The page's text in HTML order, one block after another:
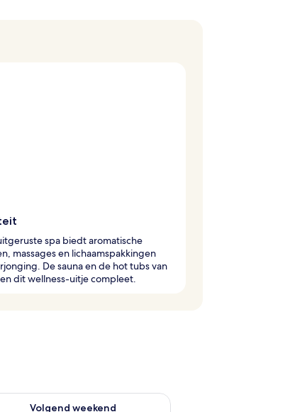
spa biedt aromatische
massages en lichaamspakkingen
De sauna en de hot tubs van
dit wellness-uitje compleet.
aug 7 - aug 9
Volgend weekend
controleren voor volgend weekend aug